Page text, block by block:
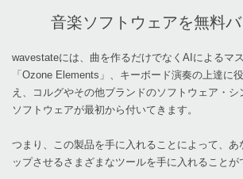
音楽ソフトウェアを無料バ
wavestateには、曲を作るだけでなくAIによるマ
「Ozone Elements」、キーボード演奏の上達に
え、コルグやその他ブランドのソフトウェア・
ソフトウェアが最初から付いてきます。
つまり、この製品を手に入れることによって、あ
ップさせるさまざまなツールを手に入れることが